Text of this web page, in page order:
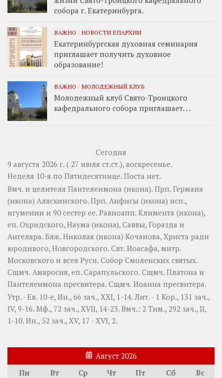
собора г. Екатеринбурга.
ВАЖНО / НОВОСТИ ЕПАРХИИ
Екатеринбургская духовная семинария
приглашает получить духовное
образование!
ВАЖНО / МОЛОДЕЖНЫЙ КЛУБ
Молодежный клуб Свято-Троицкого
кафедрального собора приглашает. . .
Сегодня
9 августа 2026 г. ( 27 июля ст.ст.), воскресенье.
Неделя 10-я по Пятидесятнице. Поста нет.
Вмч. и целителя Пантелеимона (икона). Прп. Германа
(икона) Аляскинского. Прп. Анфисы (икона) исп.,
игумении и 90 сестер ее. Равноапп. Климента (икона),
еп. Охридского, Наума (икона), Саввы, Горазда и
Ангеляра. Блж. Николая (икона) Кочанова, Христа ради
юродивого, Новгородского. Свт. Иоасафа, митр.
Московского и всея Руси. Собор Смоленских святых.
Сщмч. Амвросия, еп. Сарапульского. Сщмч. Платона и
Пантелеимона пресвитера. Сщмч. Иоанна пресвитера.
Утр. - Ев. 10-е, Ин., 66 зач., XXI, 1-14.Лит. - 1 Кор., 131 зач.,
IV, 9-16. Мф., 72 зач., XVII, 14-23. Вмч.: 2 Тим., 292 зач., II,
1-10. Ин., 52 зач., XV, 17 - XVI, 2.
Август 2026
Пн
Вт Ср Чт Пт Сб
Вс